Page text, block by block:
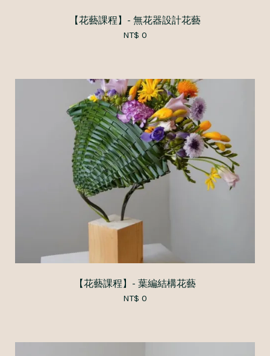
【花藝課程】- 無花器設計花藝
NT$ 0
【花藝課程】- 葉編結構花藝
NT$ 0